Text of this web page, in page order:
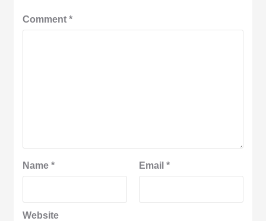
Comment*
Name* Email *
Website